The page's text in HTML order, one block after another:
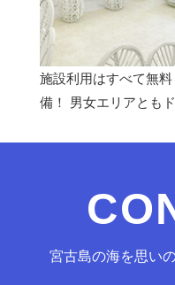
施設利用はすべて無
備！ 男女エリアとも
宮古島の海を思い